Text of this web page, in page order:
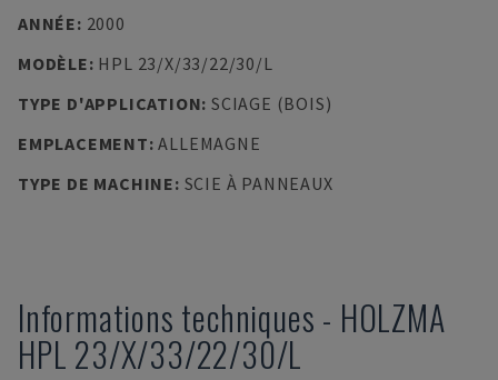
ANNÉE: 2000
MODÈLE: HPL 23/X/33/22/30/L
TYPE D'APPLICATION: SCIAGE (BOIS)
EMPLACEMENT:ALLEMAGNE
TYPE DE MACHINE: SCIE À PANNEAUX
Informations techniques - HOLZMA
HPL 23/X/33/22/30/L